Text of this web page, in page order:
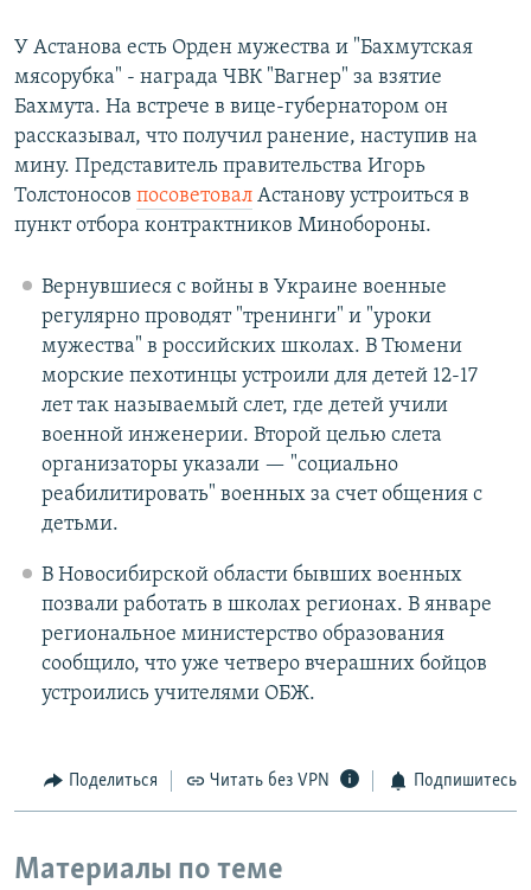
У Астанова есть Орден мужества и "Бахмутская
мясорубка" - награда ЧВК "Вагнер" за взятие
Бахмута. На встрече в вице-губернатором он
рассказывал, что получил ранение, наступив на
мину. Представитель правительства Игорь
Толстоносов посоветовал Астанову устроиться в
пункт отбора контрактников Минобороны.
Вернувшиеся с войны в Украине военные
регулярно проводят "тренинги" и "уроки
мужества" в российских школах. В Тюмени
морские пехотинцы устроили для детей 12-17
лет так называемый слет, где детей учили
военной инженерии. Второй целью слета
организаторы указали — "социально
реабилитировать" военных за счет общения с
детьми.
В Новосибирской области бывших военных
позвали работать в школах регионах. В январе
региональное министерство образования
сообщило, что уже четверо вчерашних бойцов
устроились учителями ОБЖ.
Поделиться Читать без VPN Подпишитесь
Материалы по теме